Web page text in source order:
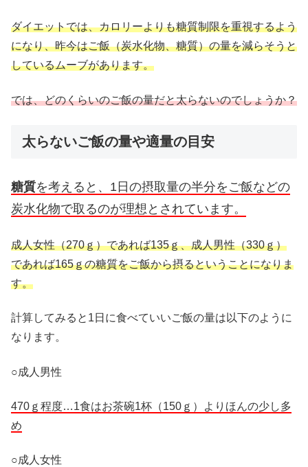
ダイエットでは、カロリーよりも糖質制限を重視するよう
になり、昨今はご飯（炭水化物、糖質）の量を減らそうと
しているムーブがあります。
では、どのくらいのご飯の量だと太らないのでしょうか？
太らないご飯の量や適量の目安
糖質を考えると、1日の摂取量の半分をご飯などの
炭水化物で取るのが理想とされています。
成人女性（270ｇ）であれば135ｇ、成人男性（330ｇ）
であれば165ｇの糖質をご飯から摂るということになりま
す。
計算してみると1日に食べていいご飯の量は以下のように
なります。
○成人男性
470ｇ程度…1食はお茶碗1杯（150ｇ）よりほんの少し多
め
○成人女性